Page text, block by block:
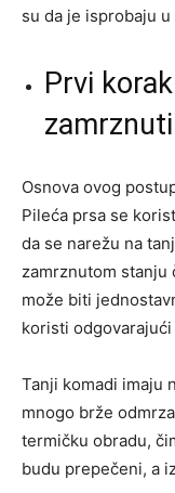
su da je isprobaju
Prvi
Osnova ovog
Pileća prsa se
da se narežu na
zamrznutom stanju
može biti
koristi
Tanji komadi imaju
mnogo brže
termičku obradu,
budu prepečeni, a